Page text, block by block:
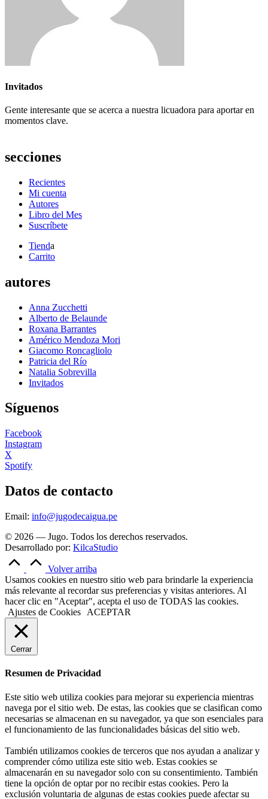
Invitados
Gente interesante que se acerca a nuestra licuadora para aportar en
momentos clave.
secciones
Recientes
Mi cuenta
Autores
Libro del Mes
Suscríbete
Tienda
Carrito
autores
Anna Zucchetti
Alberto de Belaunde
Roxana Barrantes
Américo Mendoza Mori
Giacomo Roncagliolo
Patricia del Río
Natalia Sobrevilla
Invitados
Síguenos
Facebook
Instagram
X
Spotify
Datos de contacto
Email: info@jugodecaigua.pe
© 2026 — Jugo. Todos los derechos reservados.
Desarrollado por: KilcaStudio
Volver arriba
Usamos cookies en nuestro sitio web para brindarle la experiencia
más relevante al recordar sus preferencias y visitas anteriores. Al
hacer clic en "Aceptar", acepta el uso de TODAS las cookies.
Ajustes de Cookies
ACEPTAR
Cerrar
Resumen de Privacidad
Este sitio web utiliza cookies para mejorar su experiencia mientras
navega por el sitio web. De estas, las cookies que se clasifican como
necesarias se almacenan en su navegador, ya que son esenciales para
el funcionamiento de las funcionalidades básicas del sitio web.
También utilizamos cookies de terceros que nos ayudan a analizar y
comprender cómo utiliza este sitio web. Estas cookies se
almacenarán en su navegador solo con su consentimiento. También
tiene la opción de optar por no recibir estas cookies. Pero la
exclusión voluntaria de algunas de estas cookies puede afectar su